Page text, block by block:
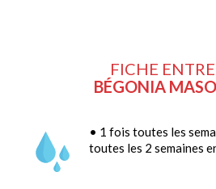
FICHE
BÉGONIA
• 1 fois toutes les
toutes les 2 semaines